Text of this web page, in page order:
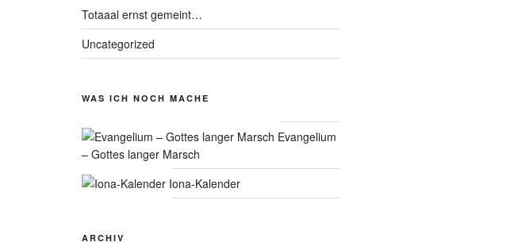
Totaaal ernst gemeint…
Uncategorized
WAS ICH NOCH MACHE
Evangelium
– Gottes langer Marsch
Iona-Kalender
ARCHIV